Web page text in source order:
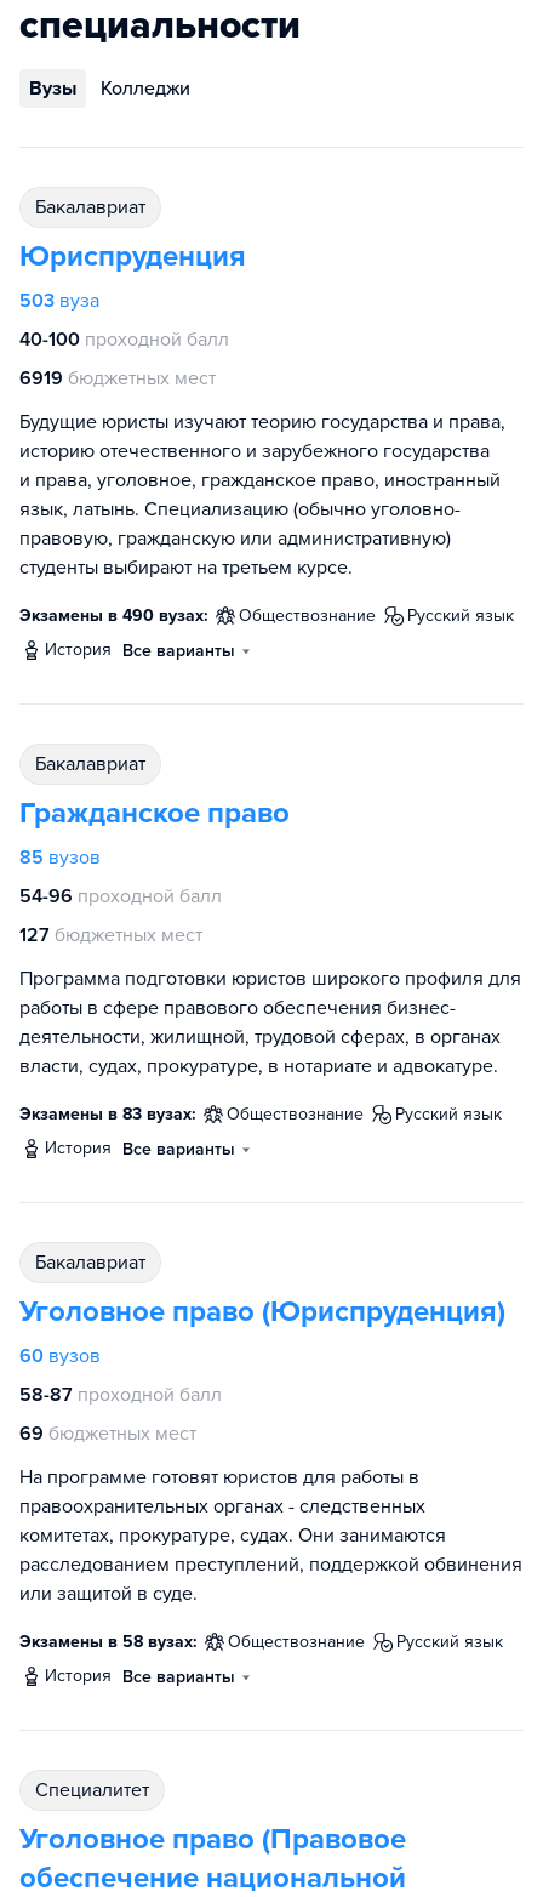
специальности
Вузы Колледжи
бакалавриат
Юриспруденция
503 вуза
40-100 проходной балл
6919 бюджетных мест
Будущие юристы изучают теорию государства и права,
историю отечественного и зарубежного государства
и права, уголовное, гражданское право, иностранный
язык, латынь. Специализацию (обычно уголовно-
правовую, гражданскую или административную)
студенты выбирают на третьем курсе.
Экзамены в 490 вузах: обществознание
русский язык
история
Все варианты
бакалавриат
Гражданское право
85 вузов
54-96 проходной балл
127 бюджетных мест
Программа подготовки юристов широкого профиля для
работы в сфере правового обеспечения бизнес-
деятельности, жилищной, трудовой сферах, в органах
власти, судах, прокуратуре, в нотариате и адвокатуре.
Экзамены в 83 вузах: обществознание
русский язык
история
Все варианты
бакалавриат
Уголовное право (Юриспруденция)
60 вузов
58-87 проходной балл
69 бюджетных мест
На программе готовят юристов для работы в
правоохранительных органах - следственных
комитетах, прокуратуре, судах. Они занимаются
расследованием преступлений, поддержкой обвинения
или защитой в суде.
Экзамены в 58 вузах: обществознание
русский язык
история
Все варианты
специалитет
Уголовное право (Правовое
обеспечение национальной